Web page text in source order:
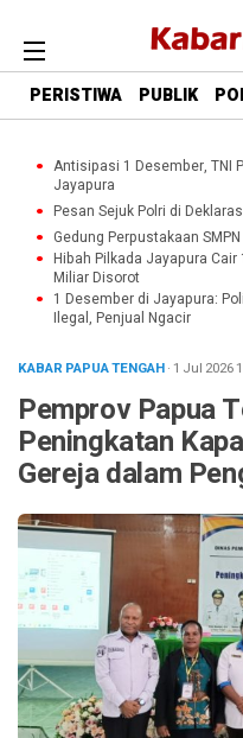
PERISTIWA PUBLIK
Antisipasi 1 Desember, TNI
Jayapura
Pesan Sejuk Polri di
Gedung Perpustakaan
Hibah Pilkada Jayapura
Miliar Disorot
1 Desember di Jayapura:
Ilegal, Penjual Ngacir
KABAR PAPUA TENGAH· 1 Jul 2026
Pemprov Papua
Peningkatan
Gereja dalam